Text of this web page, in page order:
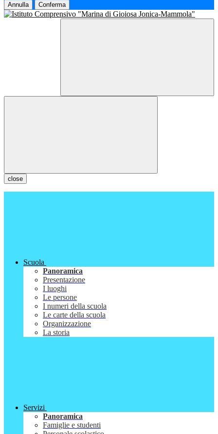
Annulla Conferma
close
Scuola
Panoramica
Presentazione
I luoghi
Le persone
I numeri della scuola
Le carte della scuola
Organizzazione
La storia
Servizi
Panoramica
Famiglie e studenti